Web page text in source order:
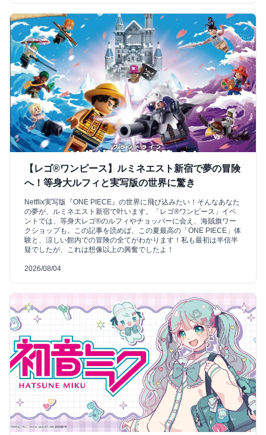
【レゴ®ワンピース】ルミネエスト新宿で夢の冒険
へ！等身大ルフィと実写版の世界に驚き
Netflix実写版『ONE PIECE』の世界に飛び込みたい！そんなあなた
の夢が、ルミネエスト新宿で叶います。「レゴ®ワンピース」イベ
ントでは、等身大レゴ®のルフィやチョッパーに会え、海賊旗ワー
クショップも。この記事を読めば、この夏最高の「ONE PIECE」体
験と、涼しい館内での冒険の全てがわかります！私も最初は半信半
疑でしたが、これは想像以上の興奮でしたよ！
2026/08/04